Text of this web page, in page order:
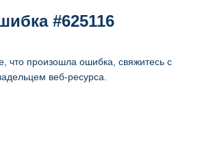
#625116
что произошла ошибка, свяжитесь с
веб-ресурса.